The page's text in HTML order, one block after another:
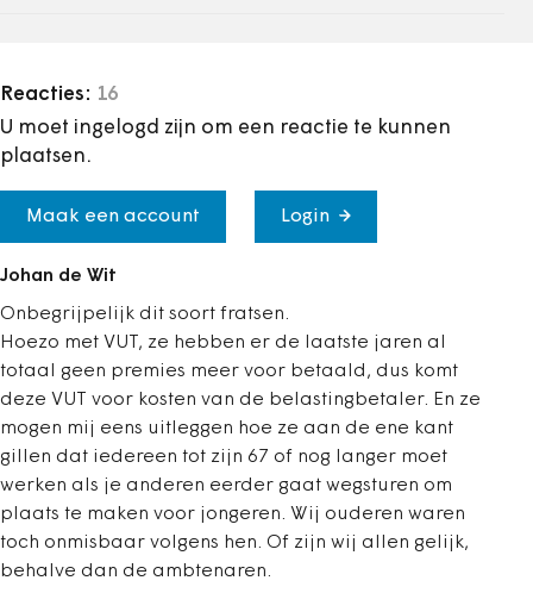
Reacties: 16
U moet ingelogd zijn om een reactie te kunnen
plaatsen.
Maak een account Login
Johan de Wit
Onbegrijpelijk dit soort fratsen.
Hoezo met VUT, ze hebben er de laatste jaren al
totaal geen premies meer voor betaald, dus komt
deze VUT voor kosten van de belastingbetaler. En ze
mogen mij eens uitleggen hoe ze aan de ene kant
gillen dat iedereen tot zijn 67 of nog langer moet
werken als je anderen eerder gaat wegsturen om
plaats te maken voor jongeren. Wij ouderen waren
toch onmisbaar volgens hen. Of zijn wij allen gelijk,
behalve dan de ambtenaren.